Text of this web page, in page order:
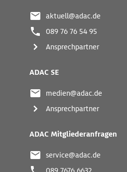
Links aktuell@adac.de
089 76 76 54 95
Ansprechpartner
ADAC SE
medien@adac.de
Ansprechpartner
ADAC Mitgliederanfragen
service@adac.de